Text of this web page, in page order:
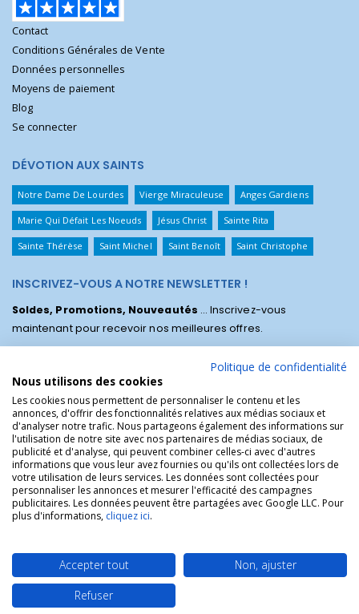
Contact
Conditions Générales de Vente
Données personnelles
Moyens de paiement
Blog
Se connecter
DÉVOTION AUX SAINTS
Notre Dame De Lourdes Vierge Miraculeuse Anges Gardiens
Marie Qui Défait Les Noeuds Jésus Christ Sainte Rita
Sainte Thérèse Saint Michel Saint Benoît Saint Christophe
INSCRIVEZ-VOUS A NOTRE NEWSLETTER !
Soldes, Promotions, Nouveautés ... Inscrivez-vous
maintenant pour recevoir nos meilleures offres.
La Boutique des Chrétiens © | La boutique religieuse chrétienne de
référence !.
Politique de confidentialité
Nous utilisons des cookies
Les cookies nous permettent de personnaliser le contenu et les
annonces, d'offrir des fonctionnalités relatives aux médias sociaux et
d'analyser notre trafic. Nous partageons également des informations sur
l'utilisation de notre site avec nos partenaires de médias sociaux, de
publicité et d'analyse, qui peuvent combiner celles-ci avec d'autres
informations que vous leur avez fournies ou qu'ils ont collectées lors de
votre utilisation de leurs services. Les données sont collectées pour
personnaliser les annonces et mesurer l'efficacité des campagnes
publicitaires. Les données peuvent être partagées avec Google LLC. Pour
plus d'informations, cliquez ici.
Accepter tout
Non, ajuster
Refuser